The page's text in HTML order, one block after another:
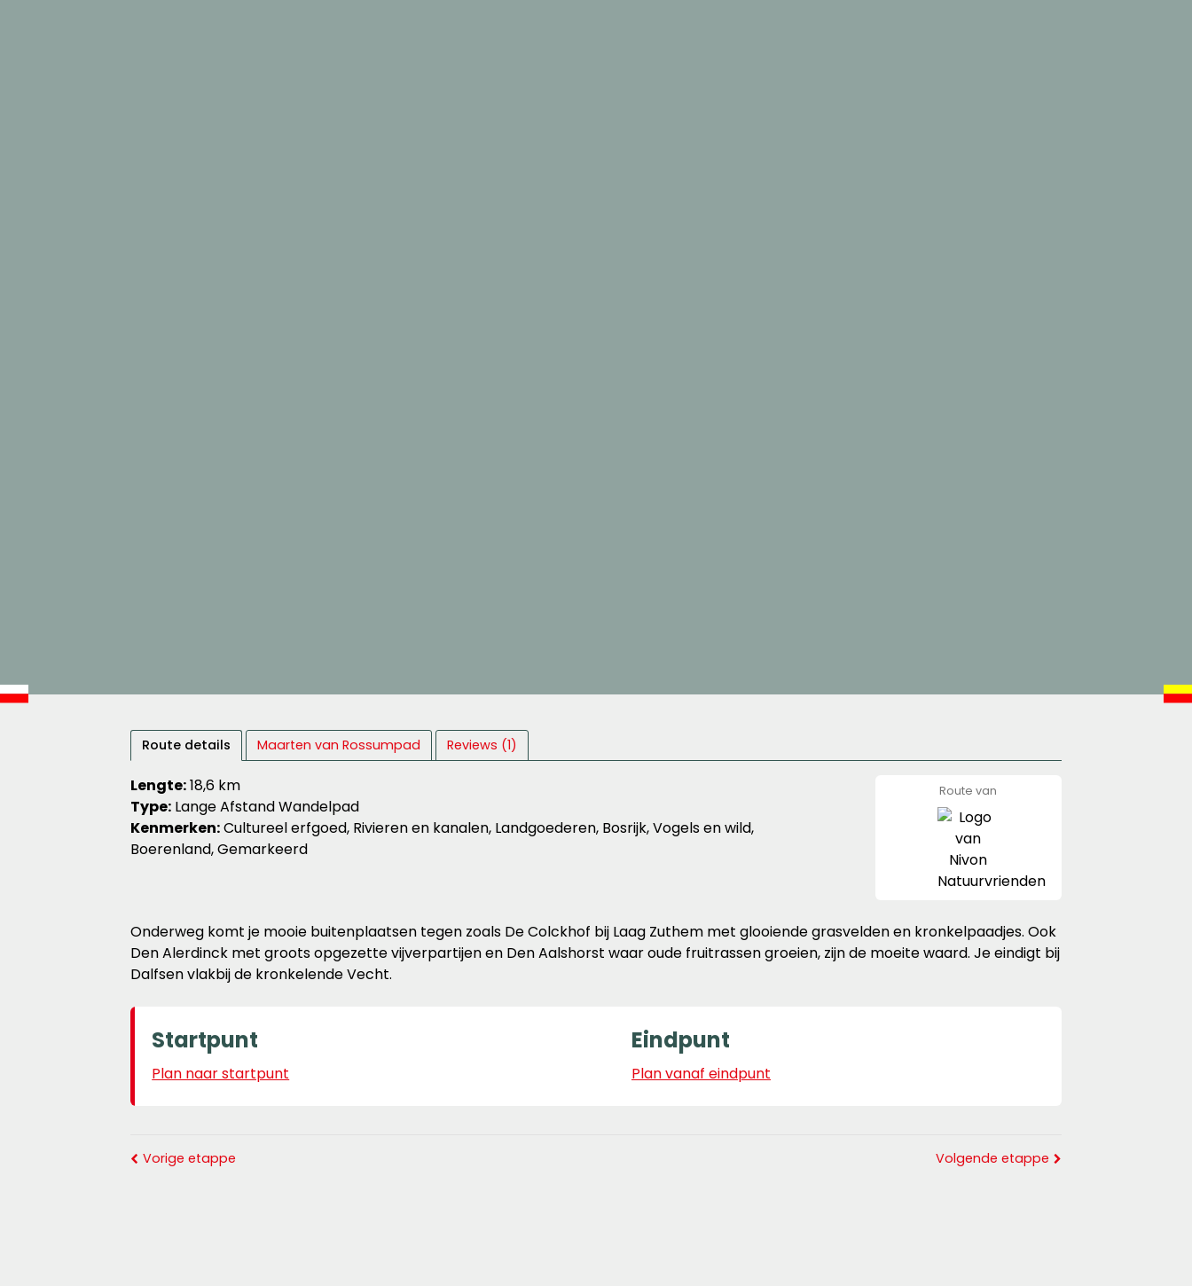
Route details Maarten van Rossumpad Reviews (1)
Lengte:18,6 km
Type: Lange Afstand Wandelpad
Kenmerken:Cultureel erfgoed, Rivieren en kanalen, Landgoederen, Bosrijk, Vogels en wild,
Boerenland, Gemarkeerd
Route van
Natuurvrienden
Onderweg komt je mooie buitenplaatsen tegen zoals De Colckhof bij Laag Zuthem met glooiende grasvelden en kronkelpaadjes. Ook
Den Alerdinck met groots opgezette vijverpartijen en Den Aalshorst waar oude fruitrassen groeien, zijn de moeite waard. Je eindigt bij
Dalfsen vlakbij de kronkelende Vecht.
Startpunt
Plan naar startpunt
Eindpunt
Plan vanaf eindpunt
Vorige etappe Volgende etappe